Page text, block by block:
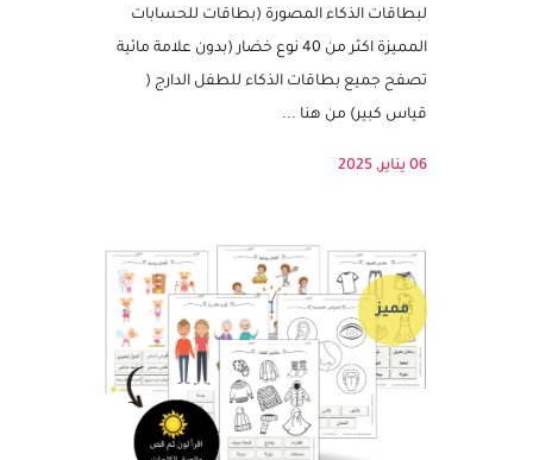
الرضع – الطفل الدارج – واقعية
قياس كبير مخصص للرضع - الطفل الدارج
لبطاقات الذكاء المصورة (بطاقات للحسابات
المميزة اكثر من 40 نوع خضار (بدون علامة مائية
مميز